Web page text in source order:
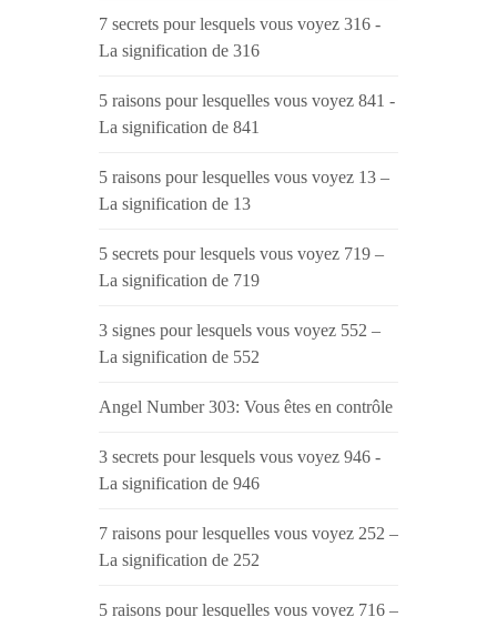
7 secrets pour lesquels vous voyez 316 -
La signification de 316
5 raisons pour lesquelles vous voyez 841 -
La signification de 841
5 raisons pour lesquelles vous voyez 13 –
La signification de 13
5 secrets pour lesquels vous voyez 719 –
La signification de 719
3 signes pour lesquels vous voyez 552 –
La signification de 552
Angel Number 303: Vous êtes en contrôle
3 secrets pour lesquels vous voyez 946 -
La signification de 946
7 raisons pour lesquelles vous voyez 252 –
La signification de 252
5 raisons pour lesquelles vous voyez 716 –